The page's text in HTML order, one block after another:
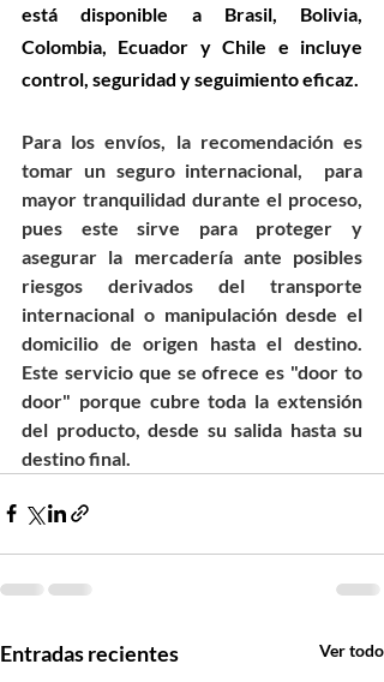
está disponible a Brasil, Bolivia,
Colombia, Ecuador y Chile e incluye
control, seguridad y seguimiento eficaz.
Para los envíos, la recomendación es
tomar un seguro internacional,  para
mayor tranquilidad durante el proceso,
pues este sirve para proteger y
asegurar la mercadería ante posibles
riesgos derivados del transporte
internacional o manipulación desde el
domicilio de origen hasta el destino.
Este servicio que se ofrece es "door to
door" porque cubre toda la extensión
del producto, desde su salida hasta su
destino final.
Entradas recientes Ver todo